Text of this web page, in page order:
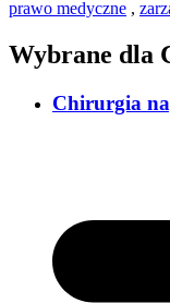
prawo medyczne ,
Wybrane dla
Chirurgia